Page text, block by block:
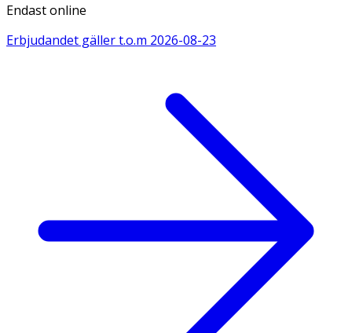
Endast online
Erbjudandet gäller t.o.m 2026-08-23